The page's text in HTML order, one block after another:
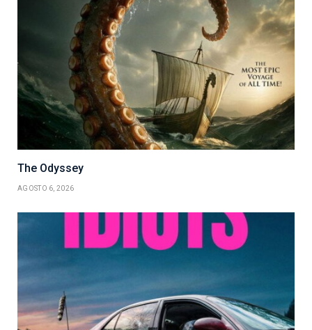
The Odyssey
AGOSTO 6, 2026